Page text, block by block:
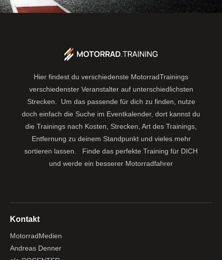
Hier findest du verschiedenste MotorradTrainings
verschiedenster Veranstalter auf unterschiedlichsten
Strecken. Um das passende für dich zu finden, nutze
doch einfach die Suche im Eventkalender, dort kannst du
die Trainings nach Kosten, Strecken, Art des Trainings,
Entfernung zu deinem Standpunkt und vieles mehr
sortieren lassen. Finde das perfekte Training für DICH
und werde ein besserer Motorradfahrer
Kontakt
MotorradMedien
Andreas Denner